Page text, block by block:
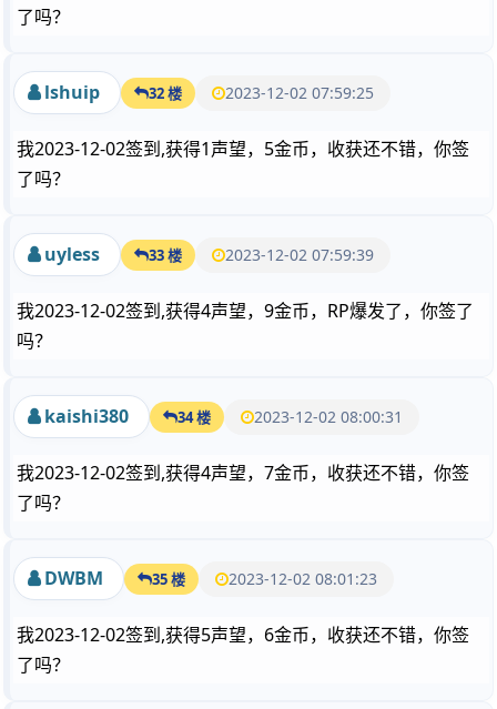
了吗？
lshuip 32 楼 2023-12-02 07:59:25
我2023-12-02签到,获得1声望，5金币，收获还不错，你签
了吗？
uyless 33 楼 2023-12-02 07:59:39
我2023-12-02签到,获得4声望，9金币，RP爆发了，你签了
吗？
kaishi380 34 楼 2023-12-02 08:00:31
我2023-12-02签到,获得4声望，7金币，收获还不错，你签
了吗？
DWBM 35 楼 2023-12-02 08:01:23
我2023-12-02签到,获得5声望，6金币，收获还不错，你签
了吗？